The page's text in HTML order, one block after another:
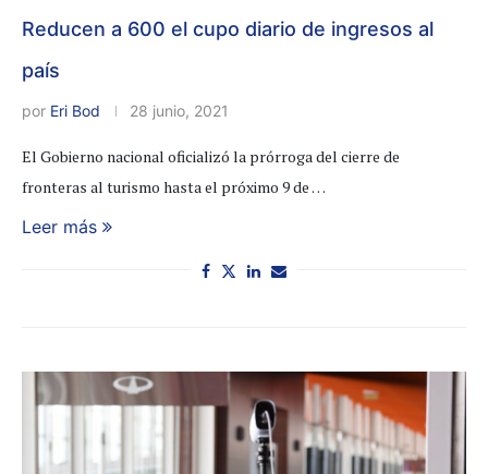
Reducen a 600 el cupo diario de ingresos al
país
por Eri Bod 28 junio, 2021
El Gobierno nacional oficializó la prórroga del cierre de
fronteras al turismo hasta el próximo 9 de …
Leer más